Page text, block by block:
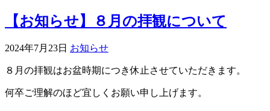
【お知らせ】８月の拝観について
2024年7月23日 お知らせ
８月の拝観はお盆時期につき休止させていただきます。
何卒ご理解のほど宜しくお願い申し上げます。